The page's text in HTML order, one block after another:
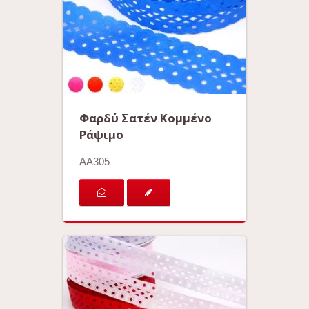
Φαρδύ Σατέν Κομμένο
Ράψιμο
AA305